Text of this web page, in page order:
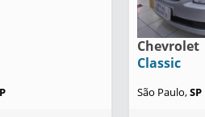
Chevrolet
Classic
São Paulo,SP